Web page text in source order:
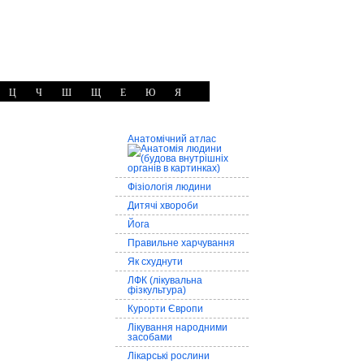
Ц Ч Ш Щ Е Ю Я
Анатомічний атлас
Фізіологія людини
Дитячі хвороби
Йога
Правильне харчування
Як схуднути
ЛФК (лікувальна
фізкультура)
Курорти Європи
Лікування народними
засобами
Лікарські рослини